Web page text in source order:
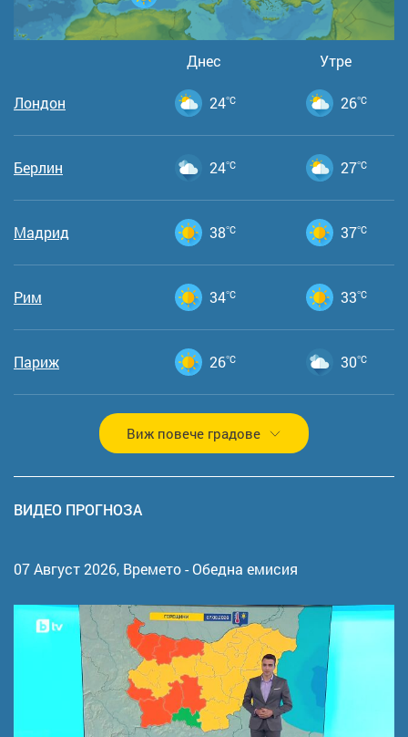
Днес Утре
Лондон 24°C 26°C
Берлин 24°C 27°C
Мадрид 38°C 37°C
Рим 34°C 33°C
Париж 26°C 30°C
Виж повече градове
ВИДЕО ПРОГНОЗА
07 Август 2026, Времето - Обедна емисия